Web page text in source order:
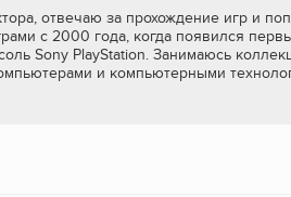
отвечаю за прохождение игр и
с 2000 года, когда появился
Sony PlayStation. Занимаюсь
и компьютерными